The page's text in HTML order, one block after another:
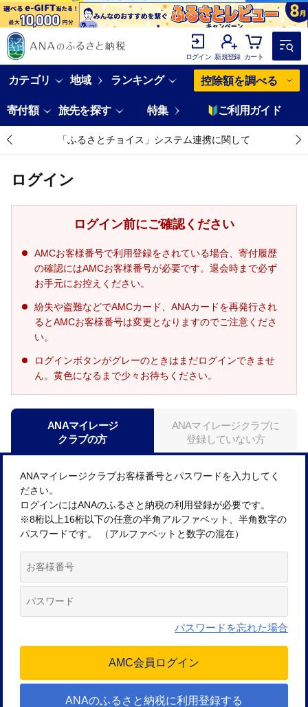
ログイン 新規登録 カート
カテゴリ 地域 ランキング 控除額を調べる
寄付額 旅先を探す 特集 ご利用ガイド
「ふるさとチョイス」システム連携に関して
ログイン
ログイン前にご確認ください
AMCお客様番号で利用登録をされている場合、寄付履歴
の確認にはAMCお客様番号が必要です。退会時まで必ず
お手元にお控えください。
紛失や盗難などでAMCカード、ANAカードを再発行され
るとAMCお客様番号は変更となりますのでご注意くださ
い。
ログインボタンがグレーのときはまだログインできませ
ん。黄色になるまで少々お待ちください。
ANAマイレージ
クラブの方
ANAマイレージクラブに
登録していない方
ANAマイレージクラブお客様番号とパスワードを入力してく
ださい。
ログインにはANAのふるさと納税の利用登録が必要です。
※8桁以上16桁以下の任意の半角アルファベット、半角数字の
パスワードです。 （アルファベットと数字の混在）
パスワードを忘れた場合
ANAのふるさと納税に利用登録する